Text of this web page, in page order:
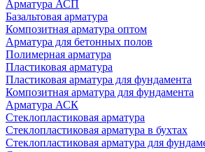
Арматура АСП
Базальтовая арматура
Композитная арматура оптом
Арматура для бетонных полов
Полимерная арматура
Пластиковая арматура
Пластиковая арматура для фундамента
Композитная арматура для фундамента
Арматура АСК
Cтеклопластиковая арматура
Стеклопластиковая арматура в бухтах
Стеклопластиковая арматура для